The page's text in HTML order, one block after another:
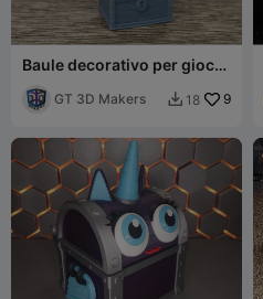
Baule decorativo per giochi
GT 3D Makers  18 9